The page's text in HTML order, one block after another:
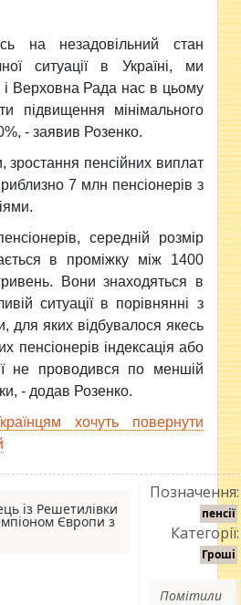
на незадовільний стан
ситуації в Україні, ми
Верховна Рада нас в цьому
підвищення мінімального
- заявив Розенко.
зростання пенсійних виплат
7 млн пенсіонерів з
середній розмір
в проміжку між 1400
Вони знаходяться в
ситуації в порівнянні з
для яких відбувалося якесь
пенсіонерів індексація або
не проводився по меншій
- додав Розенко.
хочуть повернути
із Решетилівки
Європи з
Позначення:
пенсії
Категорії:
Гроші
Помітили